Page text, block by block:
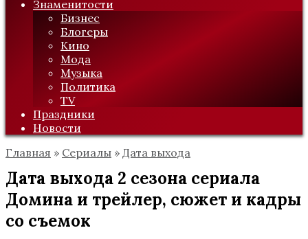
Знаменитости
Бизнес
Блогеры
Кино
Мода
Музыка
Политика
TV
Праздники
Новости
Главная » Сериалы » Дата выхода
Дата выхода 2 сезона сериала
Домина и трейлер, сюжет и кадры
со съемок